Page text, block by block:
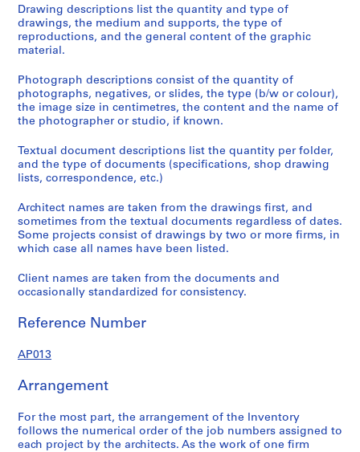
Drawing descriptions list the quantity and type of
drawings, the medium and supports, the type of
reproductions, and the general content of the graphic
material.
Photograph descriptions consist of the quantity of
photographs, negatives, or slides, the type (b/w or colour),
the image size in centimetres, the content and the name of
the photographer or studio, if known.
Textual document descriptions list the quantity per folder,
and the type of documents (specifications, shop drawing
lists, correspondence, etc.)
Architect names are taken from the drawings first, and
sometimes from the textual documents regardless of dates.
Some projects consist of drawings by two or more firms, in
which case all names have been listed.
Client names are taken from the documents and
occasionally standardized for consistency.
Reference Number
AP013
Arrangement
For the most part, the arrangement of the Inventory
follows the numerical order of the job numbers assigned to
each project by the architects. As the work of one firm